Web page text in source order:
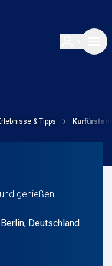
& Tipps
genießen
Deutschland